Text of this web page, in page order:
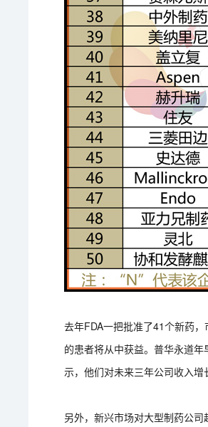
去年FDA一把批准了41个新药
的患者将从中获益。普华永道
示，他们对未来三年公司收入增
另外，新兴市场对大型制药公